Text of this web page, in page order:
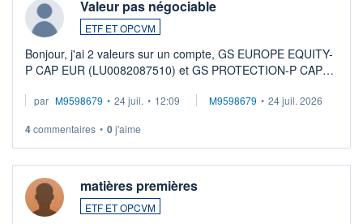
Valeur pas négociable
ETF ET OPCVM
Bonjour, j'ai 2 valeurs sur un compte, GS EUROPE EQUITY-
P CAP EUR (LU0082087510) et GS PROTECTION-P CAP
veux procéder à la vente, on me signale ...
par M9598679 • 24 juil. • 12:09 M9598679 • 24 juil. 2026
4commentaires • 0j'aime
matières premières
ETF ET OPCVM